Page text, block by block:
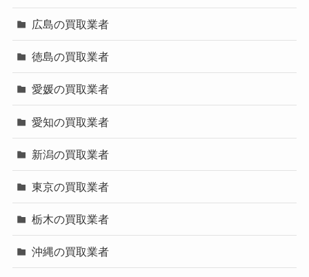
広島の買取業者
徳島の買取業者
愛媛の買取業者
愛知の買取業者
新潟の買取業者
東京の買取業者
栃木の買取業者
沖縄の買取業者